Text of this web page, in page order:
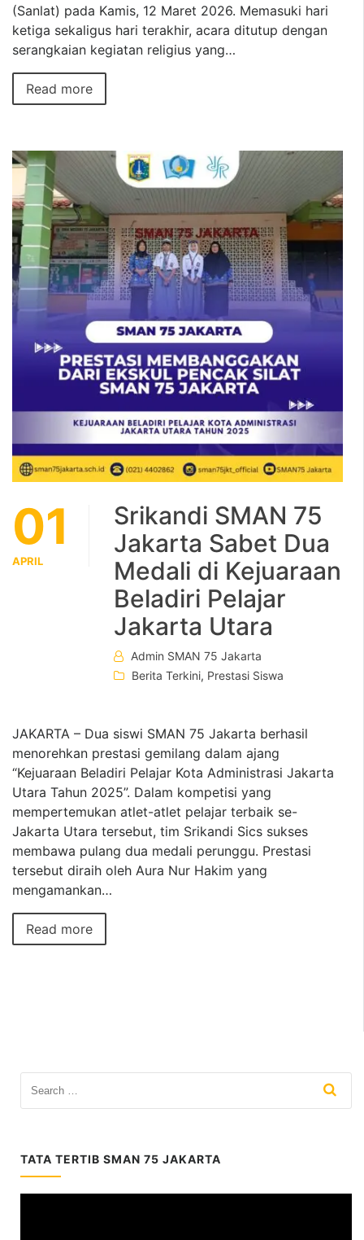
(Sanlat) pada Kamis, 12 Maret 2026. Memasuki hari
ketiga sekaligus hari terakhir, acara ditutup dengan
serangkaian kegiatan religius yang…
Read more
01
APRIL
Srikandi SMAN 75
Jakarta Sabet Dua
Medali di Kejuaraan
Beladiri Pelajar
Jakarta Utara
Admin SMAN 75 Jakarta
Berita Terkini, Prestasi Siswa
JAKARTA – Dua siswi SMAN 75 Jakarta berhasil
menorehkan prestasi gemilang dalam ajang
“Kejuaraan Beladiri Pelajar Kota Administrasi Jakarta
Utara Tahun 2025”. Dalam kompetisi yang
mempertemukan atlet-atlet pelajar terbaik se-
Jakarta Utara tersebut, tim Srikandi Sics sukses
membawa pulang dua medali perunggu. Prestasi
tersebut diraih oleh Aura Nur Hakim yang
mengamankan…
Read more
TATA TERTIB SMAN 75 JAKARTA